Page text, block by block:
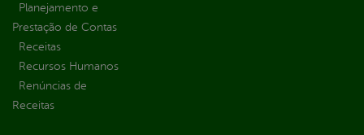
Planejamento e
Prestação de Contas
Receitas
Recursos Humanos
Renúncias de
Receitas